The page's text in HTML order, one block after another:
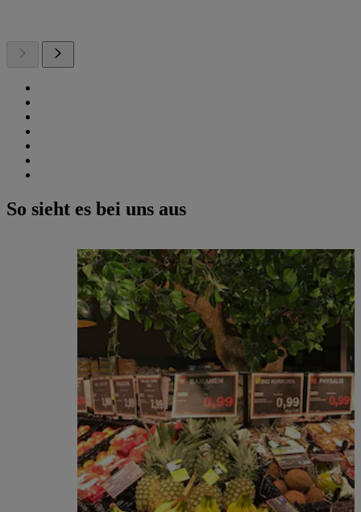
So sieht es bei uns aus